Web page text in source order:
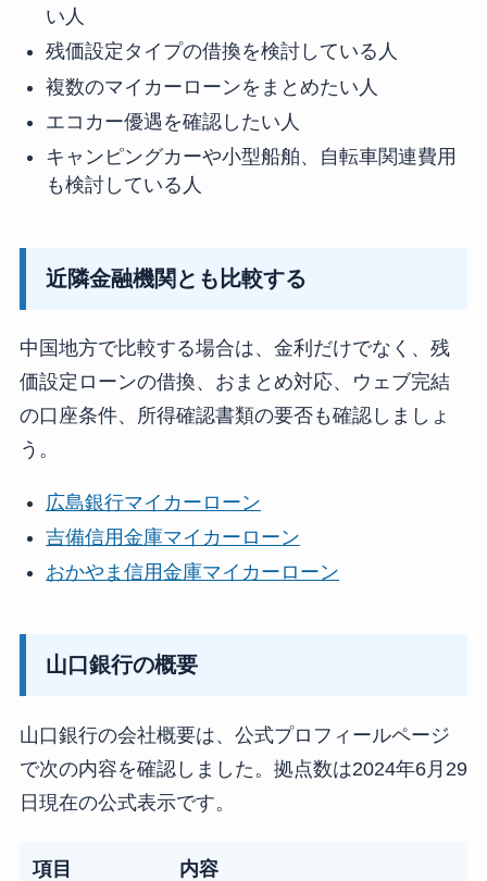
い人
残価設定タイプの借換を検討している人
複数のマイカーローンをまとめたい人
エコカー優遇を確認したい人
キャンピングカーや小型船舶、自転車関連費用
も検討している人
近隣金融機関とも比較する
中国地方で比較する場合は、金利だけでなく、残
価設定ローンの借換、おまとめ対応、ウェブ完結
の口座条件、所得確認書類の要否も確認しましょ
う。
広島銀行マイカーローン
吉備信用金庫マイカーローン
おかやま信用金庫マイカーローン
山口銀行の概要
山口銀行の会社概要は、公式プロフィールページ
で次の内容を確認しました。拠点数は2024年6月29
日現在の公式表示です。
項目 内容